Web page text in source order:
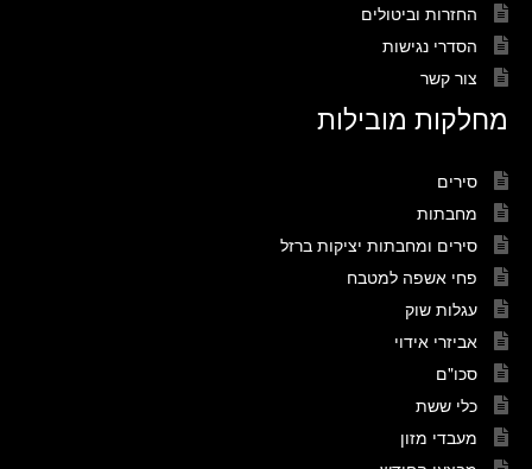
החזרות וביטולים
הסדרי נגישות
צור קשר
מחלקות מובילות
סירים
מחבתות
סירים ומחבתות יציקות ברזל
פחי אשפה למטבח
עגלות שוק
אביזרי אידוי
סכו"ם
כלי ששת
מעבדי מזון